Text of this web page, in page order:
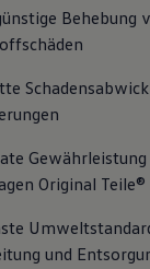
Behebung
Original Teile®
und